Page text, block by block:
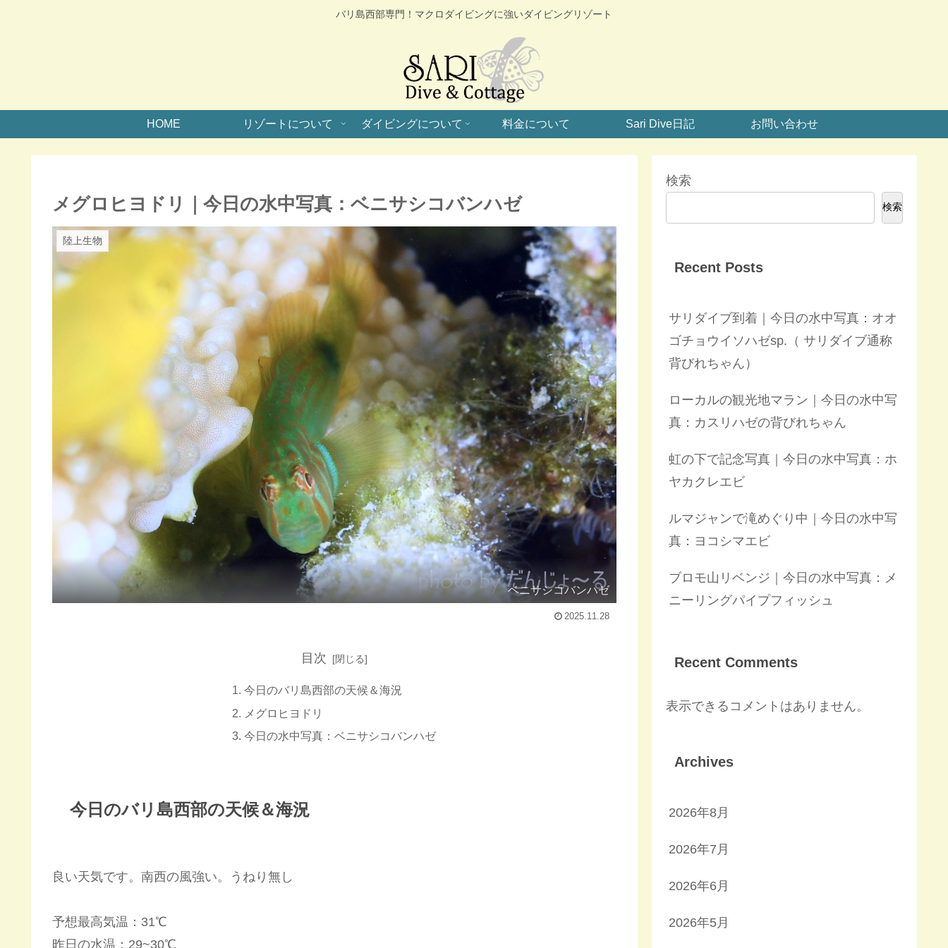
バリ島西部専門！マクロダイビングに強いダイビングリゾート
HOME リゾートについて ダイビングについて 料金について Sari Dive日記 お問い合わせ
メグロヒヨドリ｜今日の水中写真：ベニサシコバンハゼ
陸上生物
ベニサシコバンハゼ
2025.11.28
目次
今日のバリ島西部の天候＆海況
メグロヒヨドリ
今日の水中写真：ベニサシコバンハゼ
今日のバリ島西部の天候＆海況
良い天気です。南西の風強い。うねり無し
予想最高気温：31℃
昨日の水温：29~30℃
検索
検索
Recent Posts
サリダイブ到着｜今日の水中写真：オオ
ゴチョウイソハゼsp.（ サリダイブ通称
背びれちゃん）
ローカルの観光地マラン｜今日の水中写
真：カスリハゼの背びれちゃん
虹の下で記念写真｜今日の水中写真：ホ
ヤカクレエビ
ルマジャンで滝めぐり中｜今日の水中写
真：ヨコシマエビ
ブロモ山リベンジ｜今日の水中写真：メ
ニーリングパイプフィッシュ
Recent Comments
表示できるコメントはありません。
Archives
2026年8月
2026年7月
2026年6月
2026年5月